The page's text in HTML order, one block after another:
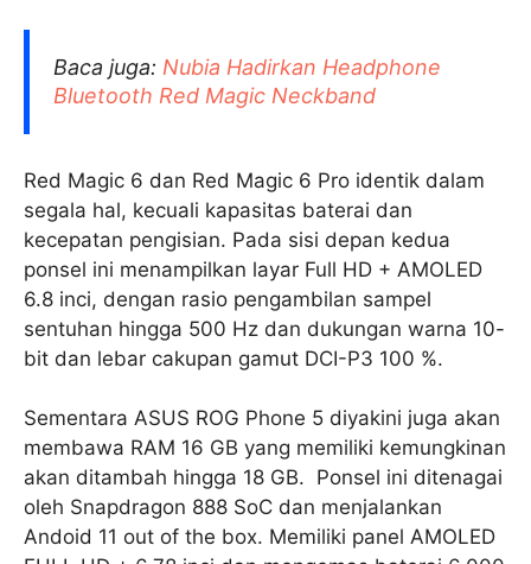
Baca juga: Nubia Hadirkan Headphone
Bluetooth Red Magic Neckband
Red Magic 6 dan Red Magic 6 Pro identik dalam
segala hal, kecuali kapasitas baterai dan
kecepatan pengisian. Pada sisi depan kedua
ponsel ini menampilkan layar Full HD + AMOLED
6.8 inci, dengan rasio pengambilan sampel
sentuhan hingga 500 Hz dan dukungan warna 10-
bit dan lebar cakupan gamut DCI-P3 100 %.
Sementara ASUS ROG Phone 5 diyakini juga akan
membawa RAM 16 GB yang memiliki kemungkinan
akan ditambah hingga 18 GB. Ponsel ini ditenagai
oleh Snapdragon 888 SoC dan menjalankan
Andoid 11 out of the box. Memiliki panel AMOLED